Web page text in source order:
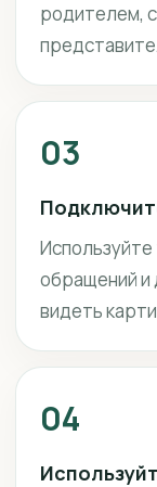
родителем,
03
обращений и
видеть
04